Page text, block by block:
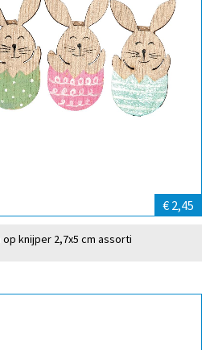
€ 2,45
op knijper 2,7x5 cm assorti